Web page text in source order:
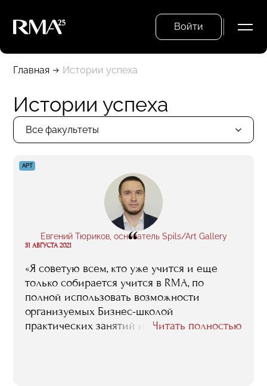
Войти
Главная Истории успеха
Истории успеха
Все факультеты
АРТ
Евгений Тюриков, основатель Spils/Art Gallery
“
31 АВГУСТА 2021
«Я советую всем, кто уже учится и еще
только собирается учится в RMA, по
полной использовать возможности
организуемых Бизнес-школой
практических занятий и стажировок. В
Читать полностью